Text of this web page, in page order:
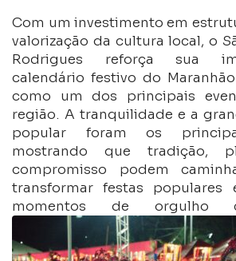
Com um investimento em
valorização da cultura local, o
Rodrigues reforça sua
calendário festivo do
como um dos principais
região. A tranquilidade e a
popular foram os
mostrando que tradição,
compromisso podem
transformar festas populares
momentos de